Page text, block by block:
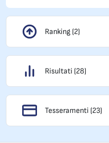
Ranking (2)
Risultati (28)
Tesseramenti (23)